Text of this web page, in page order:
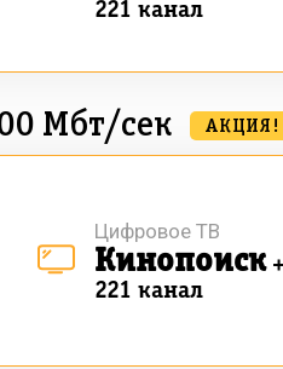
221 канал
Мбт/сек АКЦИЯ!
Кинопоиск+
221 канал
Цифровое ТВ